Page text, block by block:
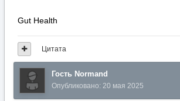
Gut Health
Цитата
Гость Normand
Опубликовано: 20 мая 2025